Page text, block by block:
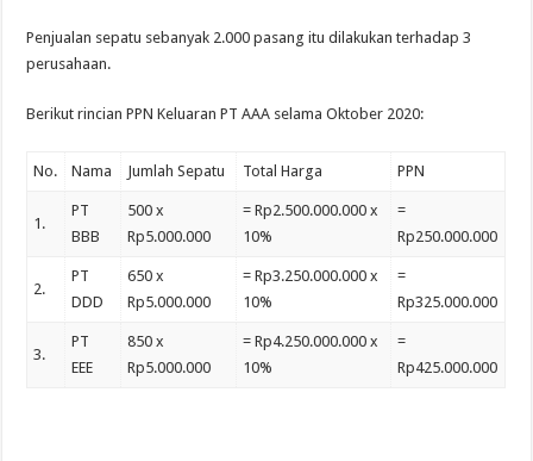
Penjualan sepatu sebanyak 2.000 pasang itu dilakukan terhadap 3
perusahaan.
Berikut rincian PPN Keluaran PT AAA selama Oktober 2020:
No. Nama Jumlah Sepatu Total Harga PPN
1.
PT
BBB
500 x
Rp5.000.000
= Rp2.500.000.000 x
10%
=
Rp250.000.000
2.
PT
DDD
650 x
Rp5.000.000
= Rp3.250.000.000 x
10%
=
Rp325.000.000
3.
PT
EEE
850 x
Rp5.000.000
= Rp4.250.000.000 x
10%
=
Rp425.000.000